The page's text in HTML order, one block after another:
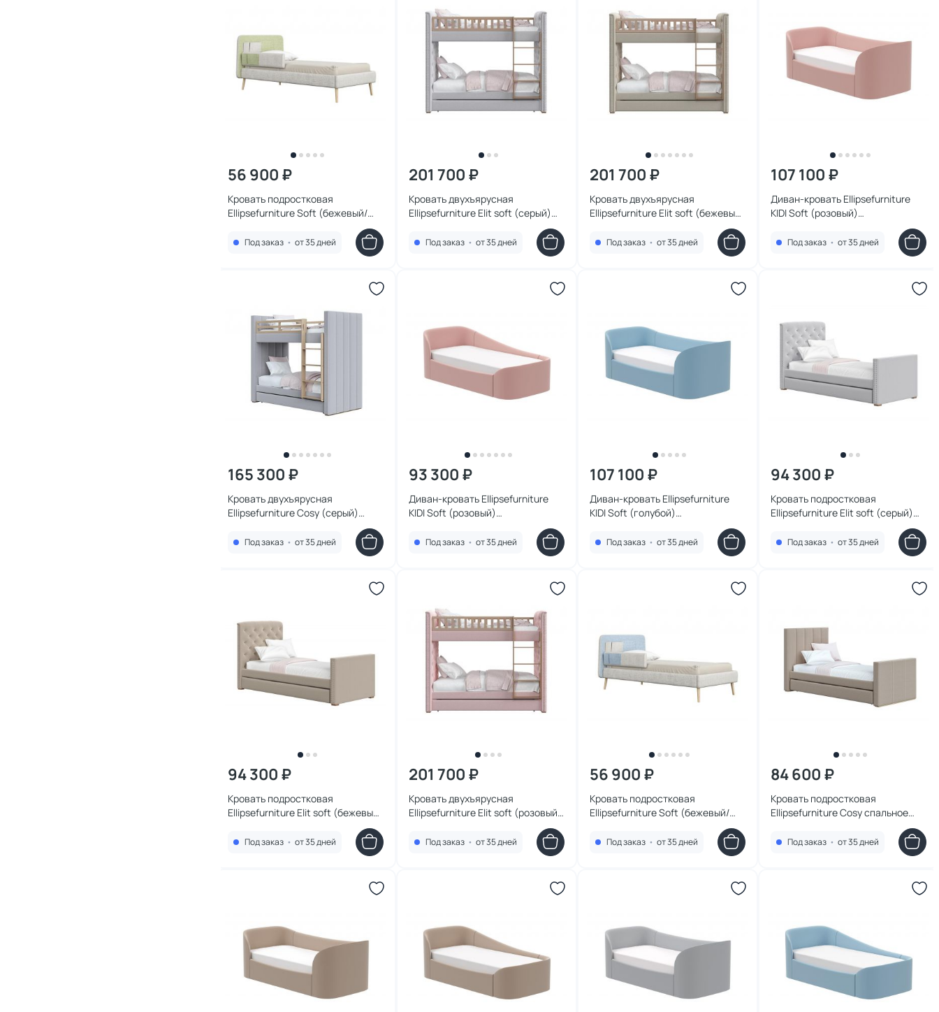
56 900 ₽
Кровать подростковая
Ellipsefurniture Soft (бежевый/
KD010103010101
Под заказ • от 35 дней
201 700 ₽
Кровать двухъярусная
Ellipsefurniture Elit soft (серый)
Под заказ • от 35 дней
201 700 ₽
Кровать двухъярусная
Ellipsefurniture Elit soft (бежевый)
Под заказ • от 35 дней
107 100 ₽
Диван-кровать Ellipsefurniture
KIDI Soft (розовый)
Под заказ • от 35 дней
165 300 ₽
Кровать двухъярусная
Ellipsefurniture Cosy (серый)
Под заказ • от 35 дней
93 300 ₽
Диван-кровать Ellipsefurniture
KIDI Soft (розовый)
Под заказ • от 35 дней
107 100 ₽
Диван-кровать Ellipsefurniture
KIDI Soft (голубой)
Под заказ • от 35 дней
94 300 ₽
Кровать подростковая
Ellipsefurniture Elit soft (серый)
Под заказ • от 35 дней
94 300 ₽
Кровать подростковая
Ellipsefurniture Elit soft (бежевый)
Под заказ • от 35 дней
201 700 ₽
Кровать двухъярусная
Ellipsefurniture Elit soft (розовый)
Под заказ • от 35 дней
56 900 ₽
Кровать подростковая
Ellipsefurniture Soft (бежевый/
KD010102010101
Под заказ • от 35 дней
84 600 ₽
Кровать подростковая
Ellipsefurniture Cosy спальное
KD010201010101
Под заказ • от 35 дней